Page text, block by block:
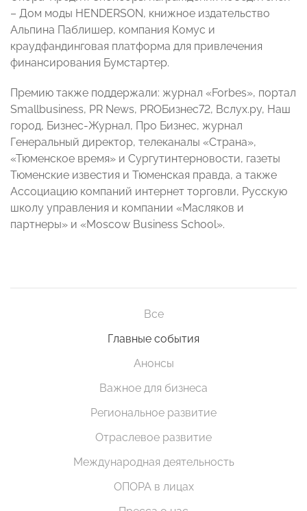
– Дом моды HENDERSON, книжное издательство
Альпина Паблишер, компания Комус и
краудфандинговая платформа для привлечения
финансирования Бумстартер.
Премию также поддержали: журнал «Forbes», портал
Smallbusiness, PR News, PROБизнес72, Вслух.ру, Наш
город, Бизнес-Журнал, Про Бизнес, журнал
Генеральный директор, телеканалы «Страна»,
«Тюменское время» и Сургутинтерновости, газеты
Тюменские известия и Тюменская правда, а также
Ассоциацию компаний интернет торговли, Русскую
школу управления и компании «Масляков и
партнеры» и «Moscow Business School».
Все
Главные события
Анонсы
Важное для бизнеса
Региональное развитие
Отраслевое развитие
Международная деятельность
ОПОРА в лицах